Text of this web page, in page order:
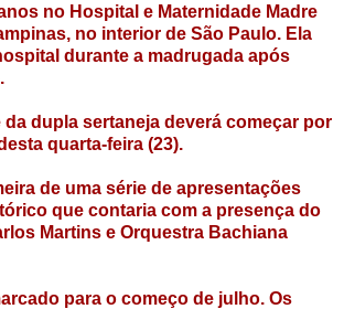
no Hospital e Maternidade Madre
no interior de São Paulo. Ela
durante a madrugada após
da dupla sertaneja deverá começar por
quarta-feira (23).
de uma série de apresentações
que contaria com a presença do
Martins e Orquestra Bachiana
para o começo de julho. Os